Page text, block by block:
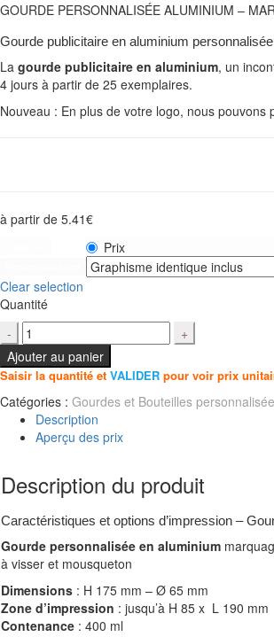
GOURDE PERSONNALISÉE ALUMINIUM –
Gourde publicitaire en aluminium
La gourde publicitaire en aluminium, un
4 jours à partir de 25 exemplaires.
Nouveau : En plus de votre logo, nous
à partir de 5.41€
Prix
Clear selection
Quantité
Ajouter au panier
Saisir la quantité et VALIDER pour voir prix
Catégories : Gourdes et Bouteilles
Description
Aperçu des prix
Description du produit
Caractéristiques et options d’impression –
Gourde personnalisée en aluminium
à visser et mousqueton
Dimensions : H 175 mm – Ø 65 mm
Zone d’impression : jusqu’à H 85 x L 190 mm
Contenance : 400 ml